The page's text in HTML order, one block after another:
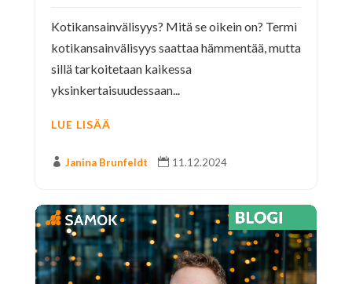
Kotikansainvälisyys? Mitä se oikein on? Termi
kotikansainvälisyys saattaa hämmentää, mutta
sillä tarkoitetaan kaikessa
yksinkertaisuudessaan...
LUE LISÄÄ
 Janina Brunfeldt  11.12.2024